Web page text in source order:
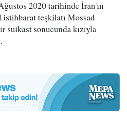
2020 tarihinde İran'ın
teşkilatı Mossad
suikast sonucunda kızıyla